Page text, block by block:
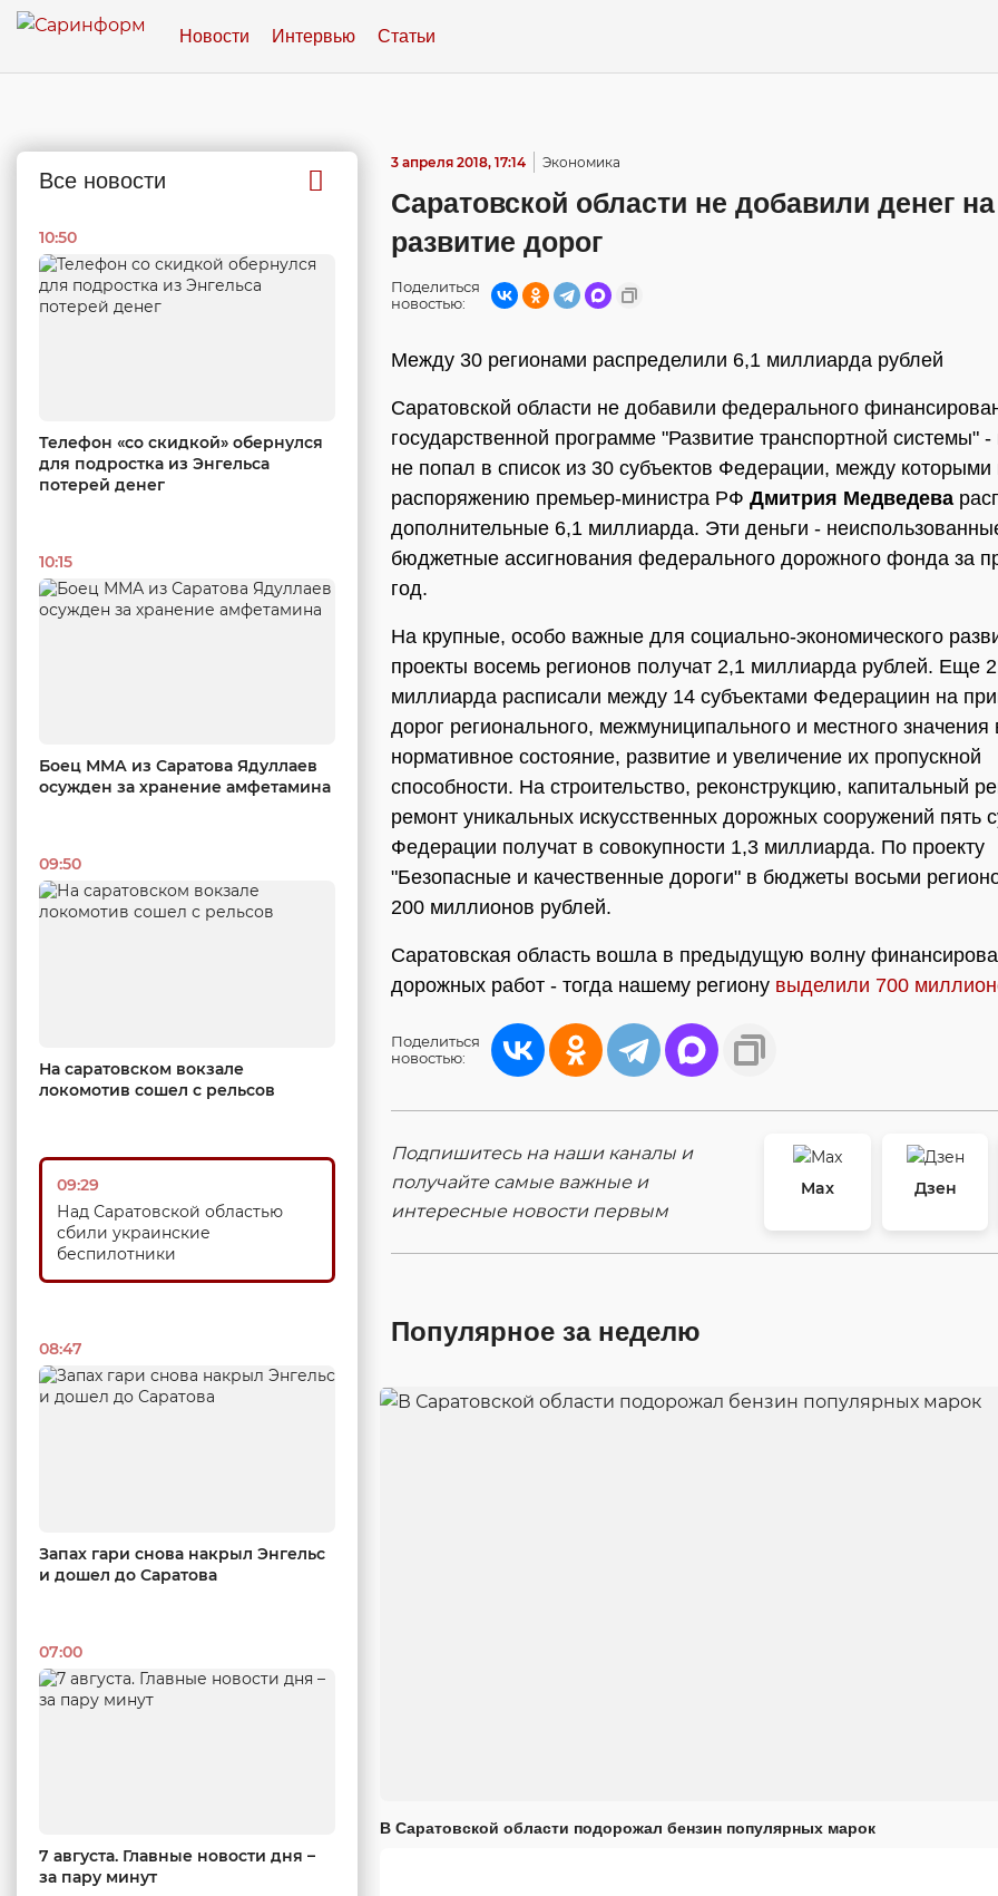
Новости Интервью Статьи
Все новости
10:50
Телефон «со скидкой» обернулся
для подростка из Энгельса
потерей денег
10:15
Боец ММА из Саратова Ядуллаев
осужден за хранение амфетамина
09:50
На саратовском вокзале
локомотив сошел с рельсов
09:29
Над Саратовской областью
сбили украинские
беспилотники
08:47
Запах гари снова накрыл Энгельс
и дошел до Саратова
07:00
7 августа. Главные новости дня –
за пару минут
3 апреля 2018, 17:14 Экономика
Саратовской области не добавили денег на
развитие дорог
Поделиться
новостью:
Между 30 регионами распределили 6,1 миллиарда рублей
Саратовской области не добавили федерального
государственной программе "Развитие транспортной системы"
не попал в список из 30 субъектов Федерации, между которыми
распоряжению премьер-министра РФ Дмитрия Медведева
дополнительные 6,1 миллиарда. Эти деньги -
бюджетные ассигнования федерального дорожного фонда за
год.
На крупные, особо важные для социально-экономического
проекты восемь регионов получат 2,1 миллиарда рублей. Еще
миллиарда расписали между 14 субъектами Федерациин на
дорог регионального, межмуниципального и местного значения
нормативное состояние, развитие и увеличение их пропускной
способности. На строительство, реконструкцию, капитальный
ремонт уникальных искусственных дорожных сооружений пять
Федерации получат в совокупности 1,3 миллиарда. По проекту
"Безопасные и качественные дороги" в бюджеты восьми
200 миллионов рублей.
Саратовская область вошла в предыдущую волну
дорожных работ - тогда нашему региону выделили 700
Поделиться
новостью:
Подпишитесь на наши каналы и
получайте самые важные и
интересные новости первым
Max
Дзен
Популярное за неделю
В Саратовской области подорожал бензин популярных марок